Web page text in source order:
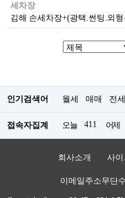
세차장
김해 손세차장+(광택.썬팅.외
인기검색어 월세 매매 전세
접속자집계 오늘 411 어제
회사소개 사
이메일주소무단